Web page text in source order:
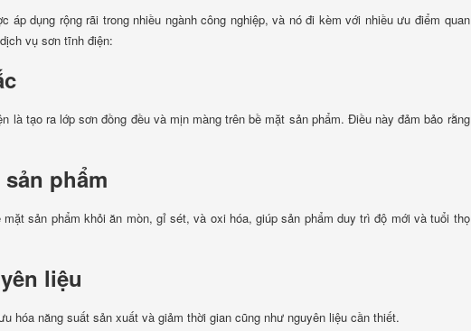
áp dụng rộng rãi trong nhiều ngành công nghiệp, và nó đi kèm với nhiều ưu điểm quan
vụ sơn tĩnh điện:
là tạo ra lớp sơn đồng đều và mịn màng trên bề mặt sản phẩm. Điều này đảm bảo rằng
phẩm
sản phẩm khỏi ăn mòn, gỉ sét, và oxi hóa, giúp sản phẩm duy trì độ mới và tuổi thọ
liệu
hóa năng suất sản xuất và giảm thời gian cũng như nguyên liệu cần thiết.